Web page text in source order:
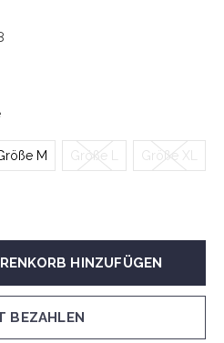
M Größe L Größe XL
HINZUFÜGEN
BEZAHLEN